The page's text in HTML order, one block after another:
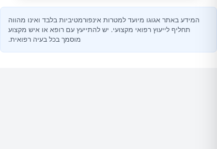
המידע באתר אגוגו מיועד למטרות אינפורמטיביות בלבד ואינו מהווה
תחליף לייעוץ רפואי מקצועי. יש להתייעץ עם רופא או איש מקצוע
מוסמך בכל בעיה רפואית.